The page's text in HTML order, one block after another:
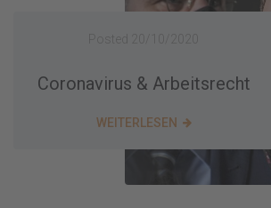
Posted
Coronavirus & Arbeitsrecht
WEITERLESEN